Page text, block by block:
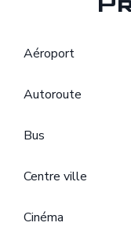
Aéroport
Autoroute
Bus
Centre ville
Cinéma